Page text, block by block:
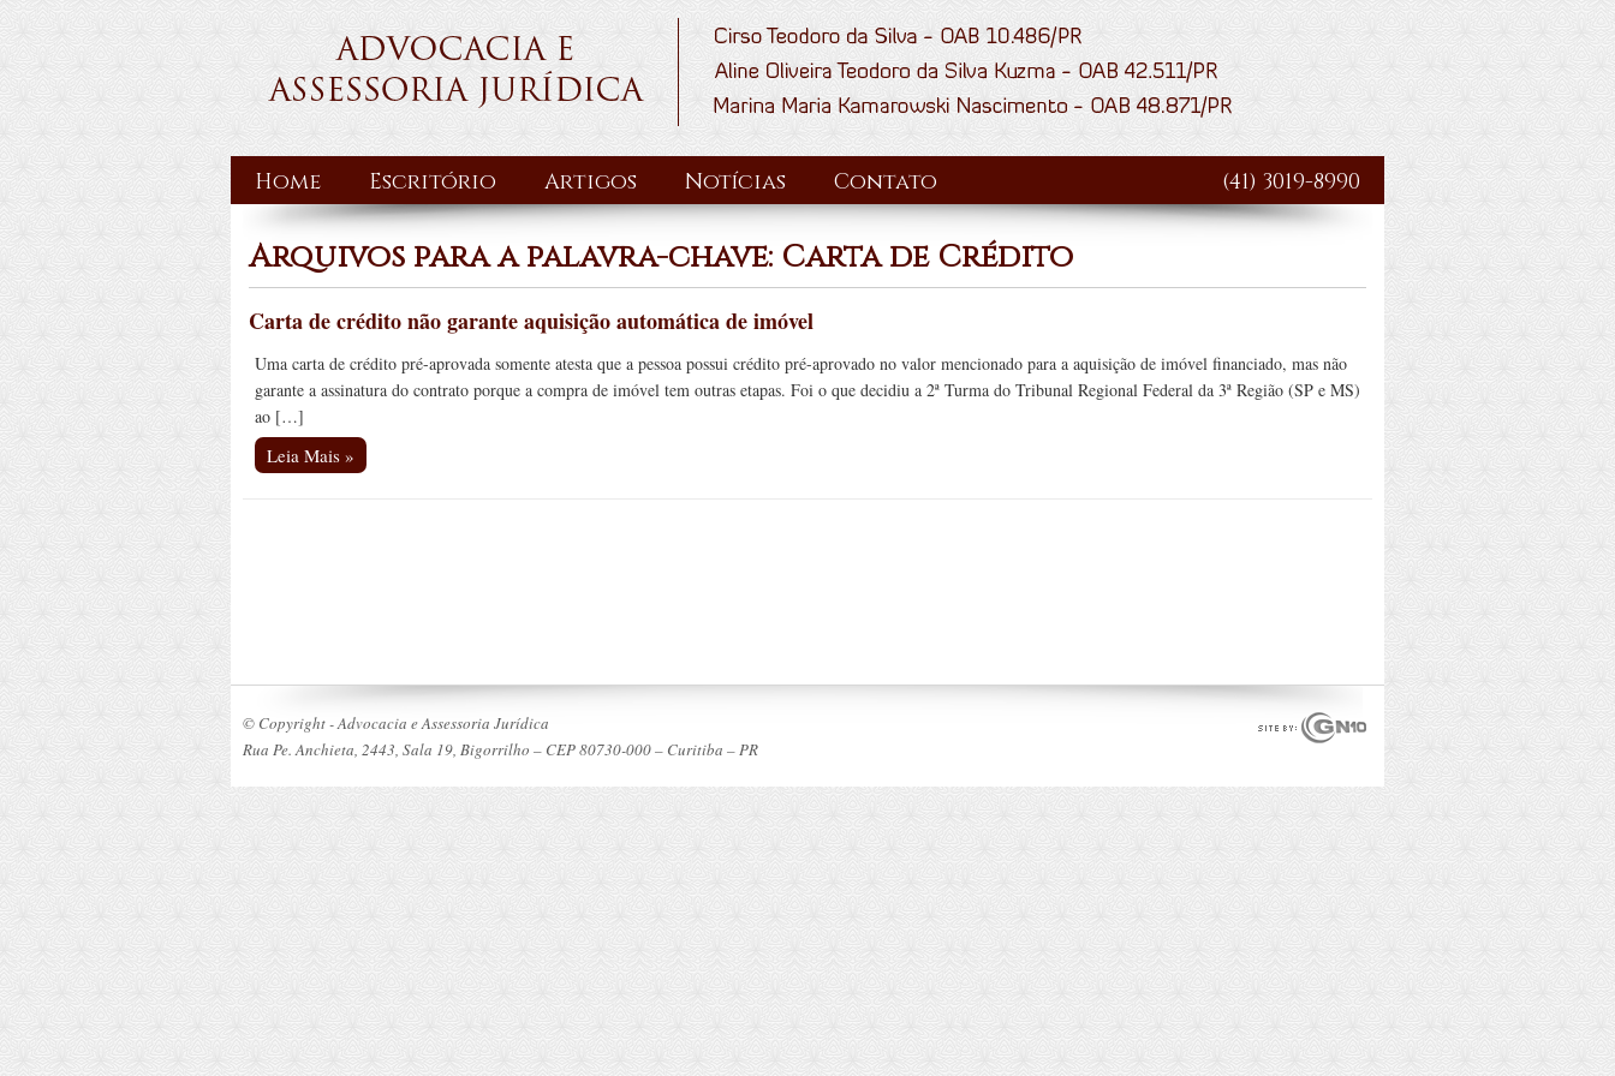
Home Escritório Artigos Notícias Contato (41) 3019-8990
Arquivos para a palavra-chave: Carta de Crédito
Carta de crédito não garante aquisição automática de imóvel
Uma carta de crédito pré-aprovada somente atesta que a pessoa possui crédito pré-aprovado no valor mencionado para a aquisição de imóvel financiado, mas não
garante a assinatura do contrato porque a compra de imóvel tem outras etapas. Foi o que decidiu a 2ª Turma do Tribunal Regional Federal da 3ª Região (SP e MS)
ao […]
Leia Mais »
© Copyright - Advocacia e Assessoria Jurídica
Rua Pe. Anchieta, 2443, Sala 19, Bigorrilho – CEP 80730-000 – Curitiba – PR